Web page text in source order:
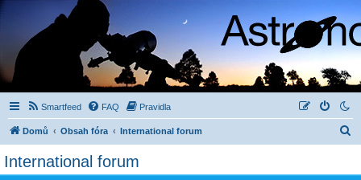
Smartfeed FAQ Pravidla
Domů Obsah fóra International forum
International forum